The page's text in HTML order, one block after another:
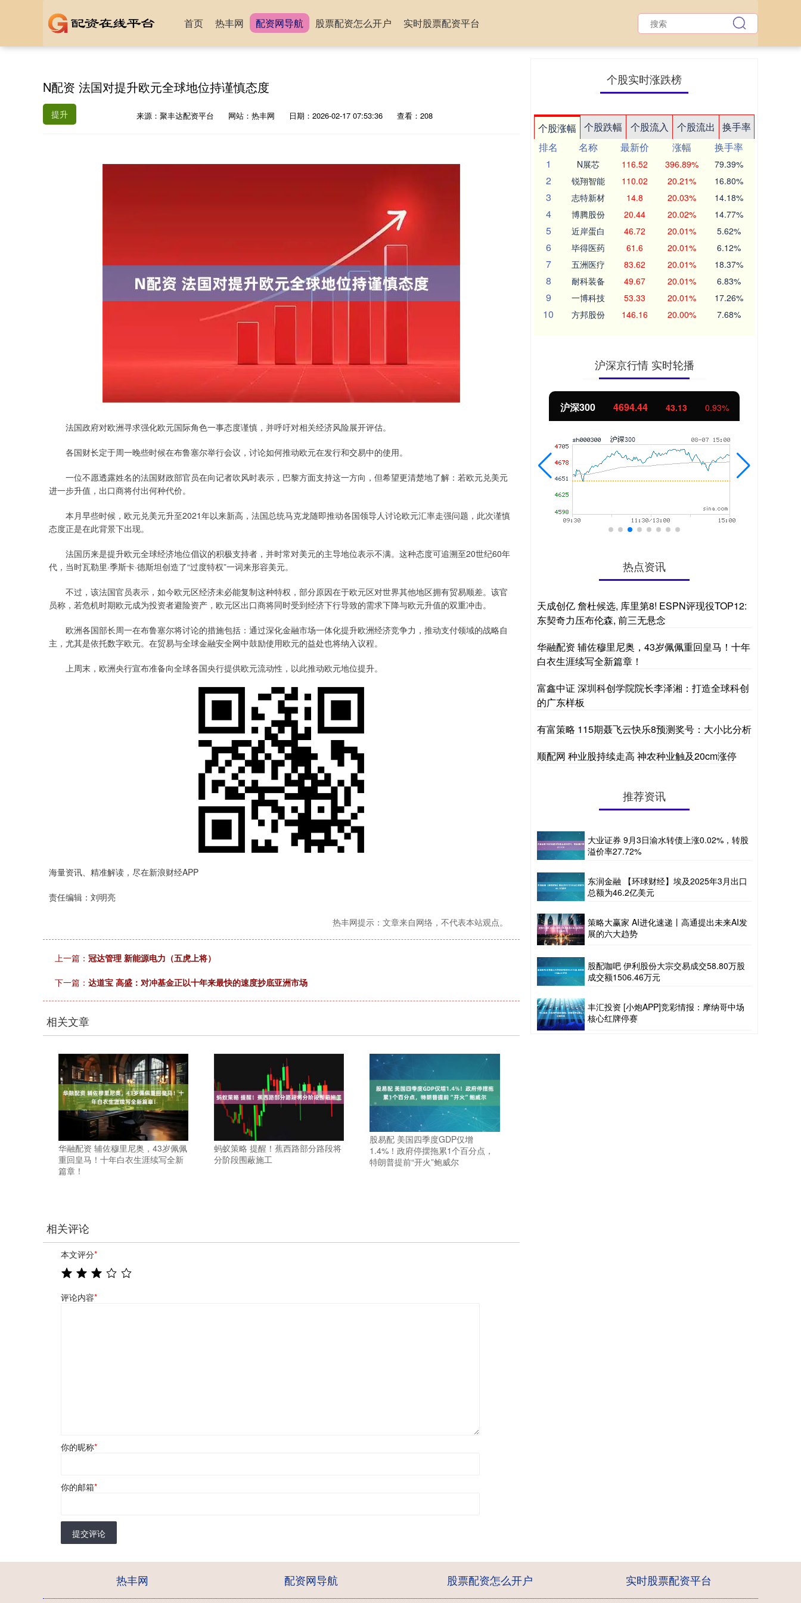
首页 热丰网 配资网导航 股票配资怎么开户 实时股票配资平台
N配资 法国对提升欧元全球地位持谨慎态度
提升 来源：聚丰达配资平台 网站：热丰网 日期：2026-02-17 07:53:36 查看：208
法国政府对欧洲寻求强化欧元国际角色一事态度谨慎，并呼吁对相关经济风险展开评估。
各国财长定于周一晚些时候在布鲁塞尔举行会议，讨论如何推动欧元在发行和交易中的使用。
一位不愿透露姓名的法国财政部官员在向记者吹风时表示，巴黎方面支持这一方向，但希望更清楚地了解：若欧元兑美元
进一步升值，出口商将付出何种代价。
本月早些时候，欧元兑美元升至2021年以来新高，法国总统马克龙随即推动各国领导人讨论欧元汇率走强问题，此次谨慎
态度正是在此背景下出现。
法国历来是提升欧元全球经济地位倡议的积极支持者，并时常对美元的主导地位表示不满。这种态度可追溯至20世纪60年
代，当时瓦勒里·季斯卡·德斯坦创造了“过度特权”一词来形容美元。
不过，该法国官员表示，如今欧元区经济未必能复制这种特权，部分原因在于欧元区对世界其他地区拥有贸易顺差。该官
员称，若危机时期欧元成为投资者避险资产，欧元区出口商将同时受到经济下行导致的需求下降与欧元升值的双重冲击。
欧洲各国部长周一在布鲁塞尔将讨论的措施包括：通过深化金融市场一体化提升欧洲经济竞争力，推动支付领域的战略自
主，尤其是依托数字欧元。在贸易与全球金融安全网中鼓励使用欧元的益处也将纳入议程。
上周末，欧洲央行宣布准备向全球各国央行提供欧元流动性，以此推动欧元地位提升。
海量资讯、精准解读，尽在新浪财经APP
责任编辑：刘明亮
热丰网提示：文章来自网络，不代表本站观点。
上一篇： 冠达管理 新能源电力（五虎上将）
下一篇： 达道宝 高盛：对冲基金正以十年来最快的速度抄底亚洲市场
相关文章
华融配资 辅佐穆里尼奥，43岁佩佩
重回皇马！十年白衣生涯续写全新
篇章！
蚂蚁策略 提醒！蕉西路部分路段将
分阶段围蔽施工
股易配 美国四季度GDP仅增
1.4%！政府停摆拖累1个百分点，
特朗普提前“开火”鲍威尔
相关评论
本文评分*
评论内容*
你的昵称*
你的邮箱*
提交评论
个股实时涨跌榜
个股涨幅 个股跌幅 个股流入 个股流出
换手率
排名
名称 最新价 涨幅
换手率
1
N展芯 116.52 396.89% 79.39%
2 锐翔智能 110.02 20.21% 16.80%
3 志特新材 14.8 20.03% 14.18%
4 博腾股份 20.44 20.02% 14.77%
5 近岸蛋白 46.72 20.01% 5.62%
6 毕得医药 61.6 20.01% 6.12%
7 五洲医疗 83.62 20.01% 18.37%
8 耐科装备 49.67 20.01% 6.83%
9 一博科技 53.33 20.01% 17.26%
10 方邦股份 146.16 20.00% 7.68%
沪深京行情 实时轮播
上证指数 3940.04 深证成指 14311.01 沪深300 4694.44 43.13 0.93%
热点资讯
天成创亿 詹杜候选, 库里第8! ESPN评现役TOP12:
东契奇力压布伦森, 前三无悬念
华融配资 辅佐穆里尼奥，43岁佩佩重回皇马！十年
白衣生涯续写全新篇章！
富鑫中证 深圳科创学院院长李泽湘：打造全球科创
的广东样板
有富策略 115期聂飞云快乐8预测奖号：大小比分析
顺配网 种业股持续走高 神农种业触及20cm涨停
推荐资讯
大业证券 9月3日渝水转债上涨0.02%，转股
溢价率27.72%
东润金融 【环球财经】埃及2025年3月出口
总额为46.2亿美元
策略大赢家 AI进化速递丨高通提出未来AI发
展的六大趋势
股配咖吧 伊利股份大宗交易成交58.80万股
成交额1506.46万元
丰汇投资 [小炮APP]竞彩情报：摩纳哥中场
核心红牌停赛
热丰网 配资网导航 股票配资怎么开户 实时股票配资平台